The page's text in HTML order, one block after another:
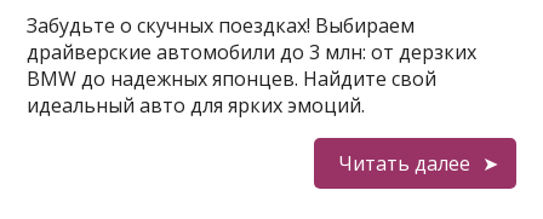
Забудьте о скучных поездках! Выбираем
драйверские автомобили до 3 млн: от дерзких
BMW до надежных японцев. Найдите свой
идеальный авто для ярких эмоций.
Читать далее